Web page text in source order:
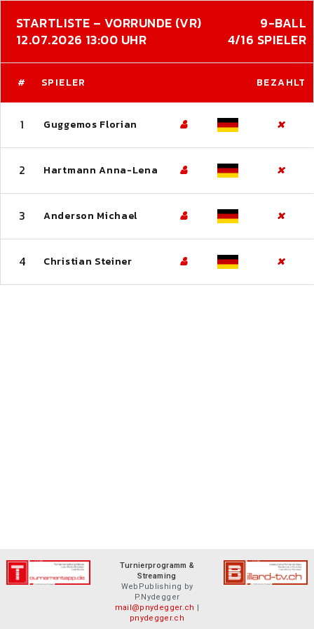
STARTLISTE – VORRUNDE (VR)
9-BALL
12.07.2026 13:00 UHR
4/16 SPIELER
# SPIELER BEZAHLT
1 Guggemos Florian
2 Hartmann Anna-Lena
3 Anderson Michael
4 Christian Steiner
Turnierprogramm &
Streaming
WebPublishing by
P.Nydegger
mail@pnydegger.ch |
pnydegger.ch